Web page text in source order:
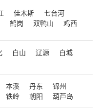
佳木斯
七台河
鹤岗 双鸭山 鸡西
白山 辽源
白城
本溪 丹东
锦州
铁岭 朝阳 葫芦岛